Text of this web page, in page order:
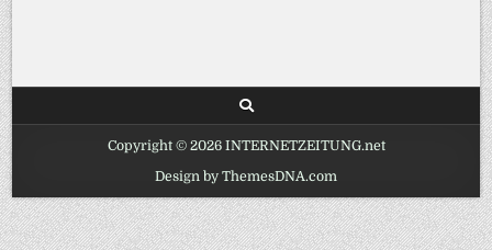
Copyright © 2026 INTERNETZEITUNG.net
Design by ThemesDNA.com